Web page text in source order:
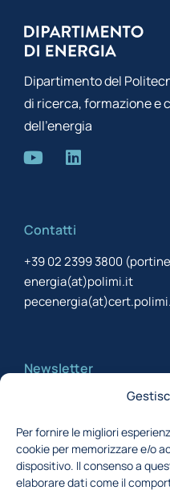
Per fornire le migliori
cookie per memorizzare e/o
dispositivo. Il consenso a
elaborare dati come il
Dipartimento del
di ricerca, formazione e
dell’energia
Contatti
+39 02 2399 3800
energia(at)polimi.it
Newsletter
Iscriviti alla newsletter
Acconsento al
secondo la Finalità 1